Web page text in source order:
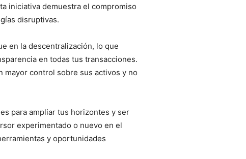
iniciativa demuestra el compromiso
disruptivas.
en la descentralización, lo que
en todas tus transacciones.
control sobre sus activos y no
para ampliar tus horizontes y ser
experimentado o nuevo en el
y oportunidades